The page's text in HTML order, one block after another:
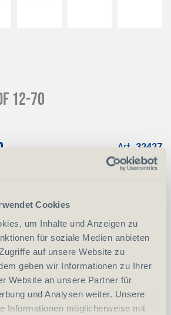
Cookies
um Inhalte und Anzeigen zu
für soziale Medien anbieten
auf unsere Website zu
geben wir Informationen zu Ihrer
Website an unsere Partner für
und Analysen weiter. Unsere
Informationen möglicherweise mit
12-70
Produkt
150.00
Art. 32427
Anzahl Stück - +
In den Warenkorb